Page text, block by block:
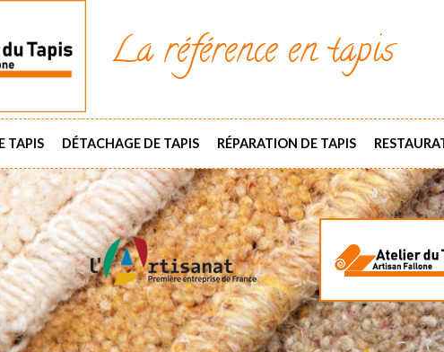
La référence en tapis
TAPIS DÉTACHAGE DE TAPIS RÉPARATION DE TAPIS